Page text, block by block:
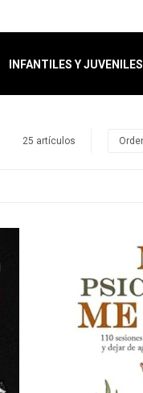
INFANTILES Y JUVENILES
25 artículos